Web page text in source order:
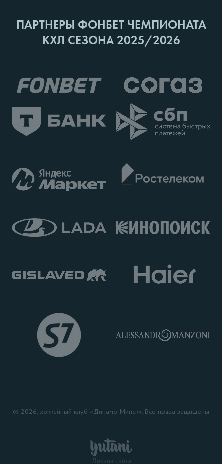
ПАРТНЕРЫ ФОНБЕТ ЧЕМПИОНАТА
КХЛ СЕЗОНА 2025/2026
© 2026, хоккейный клуб «Динамо-Минск». Все права защищены
Дизайн сайта